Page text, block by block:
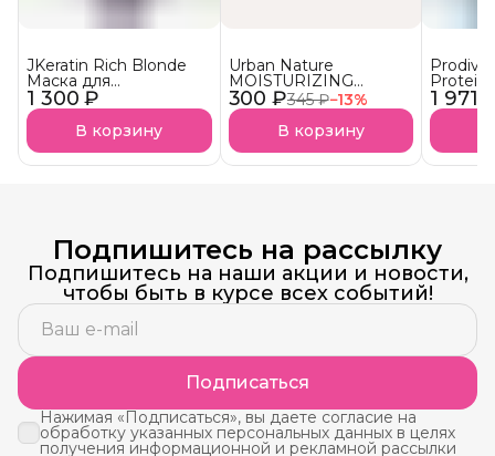
1 300 ₽
JKeratin Rich Blonde
Маска для
осветленных волос
Уход & нейтрализация
желтизны СКОРО В
НАЛИЧИИ!
В корзину
300 ₽345 ₽−13%
Urban Nature
MOISTURIZING
Кондиционер
Увлажняющий АКЦИЯ!
В корзину
1 971
Protein
Подпишитесь на рассылку
Подпишитесь на наши акции и новости,
чтобы быть в курсе всех событий!
Подписаться
Нажимая «Подписаться», вы даете согласие на
обработку указанных персональных данных в целях
получения информационной и рекламной рассылки